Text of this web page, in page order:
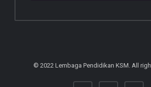
© 2022 Lembaga Pendidikan KSM. All